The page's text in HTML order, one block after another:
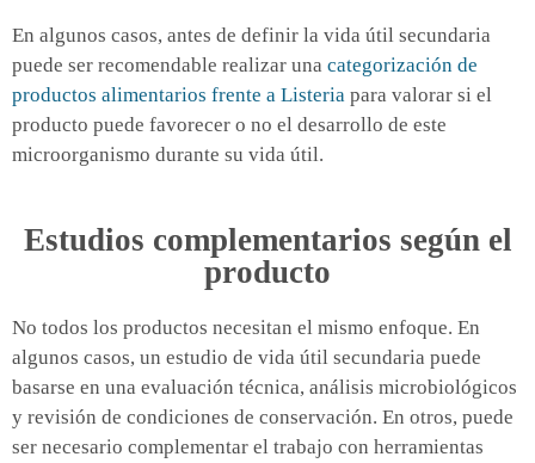
En algunos casos, antes de definir la vida útil secundaria
puede ser recomendable realizar una categorización de
productos alimentarios frente a Listeria para valorar si el
producto puede favorecer o no el desarrollo de este
microorganismo durante su vida útil.
Estudios complementarios según el
producto
No todos los productos necesitan el mismo enfoque. En
algunos casos, un estudio de vida útil secundaria puede
basarse en una evaluación técnica, análisis microbiológicos
y revisión de condiciones de conservación. En otros, puede
ser necesario complementar el trabajo con herramientas